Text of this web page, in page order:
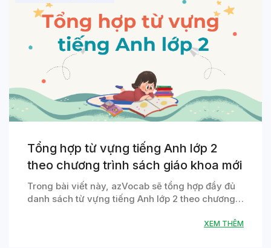
Tổng hợp từ vựng tiếng Anh lớp 2
theo chương trình sách giáo khoa mới
Trong bài viết này, azVocab sẽ tổng hợp đầy đủ
danh sách từ vựng tiếng Anh lớp 2 theo chương…
XEM THÊM